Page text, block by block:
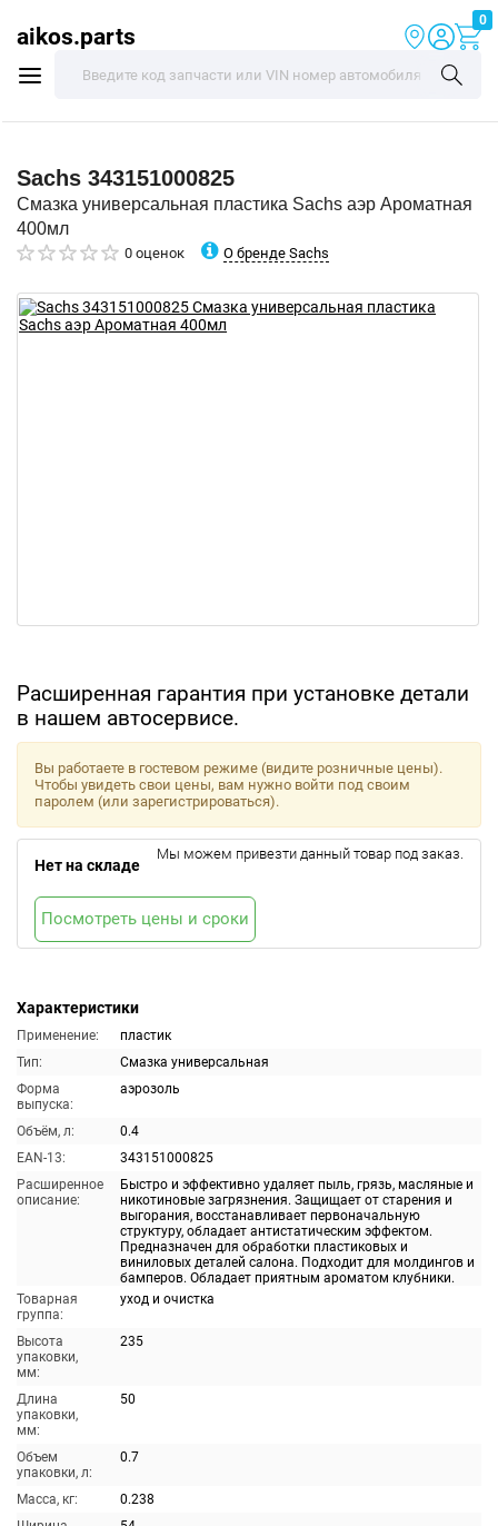
aikos.parts
0
Sachs 343151000825
Смазка универсальная пластика Sachs аэр Ароматная
400мл
0 оценок О бренде Sachs
Расширенная гарантия при установке детали
в нашем автосервисе.
Характеристики
Применение:
пластик
Тип:
Смазка универсальная
Форма
выпуска:
аэрозоль
Объём, л:
0.4
EAN-13:
343151000825
Расширенное
описание:
Быстро и эффективно удаляет пыль, грязь, масляные и
никотиновые загрязнения. Защищает от старения и
выгорания, восстанавливает первоначальную
структуру, обладает антистатическим эффектом.
Предназначен для обработки пластиковых и
виниловых деталей салона. Подходит для молдингов и
бамперов. Обладает приятным ароматом клубники.
Товарная
группа:
уход и очистка
Высота
упаковки,
мм:
235
Длина
упаковки,
мм:
50
Объем
упаковки, л:
0.7
Масса, кг:
0.238
Вы работаете в гостевом режиме (видите розничные цены).
Чтобы увидеть свои цены, вам нужно войти под своим
паролем (или зарегистрироваться).
Нет на складе
Мы можем привезти данный товар под заказ.
Посмотреть цены и сроки